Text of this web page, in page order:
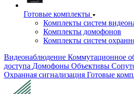
Готовые комплекты
Комплекты систем
Комплекты домофонов
Комплекты систем
Видеонаблюдение Коммутационное
доступа Домофоны Объективы
Охранная сигнализация Готовые